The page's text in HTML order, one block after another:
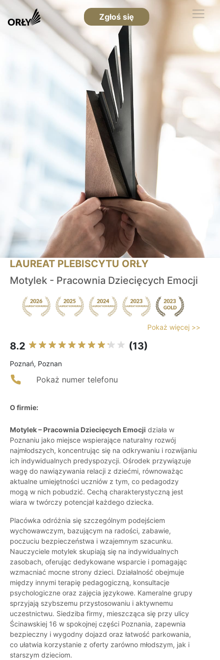
Zgłoś się
LAUREAT PLEBISCYTU ORŁY
Motylek - Pracownia Dziecięcych Emocji
Pokaż więcej >>
8.2 (13)
Poznań, Poznan
Pokaż numer telefonu
O firmie:
Motylek – Pracownia Dziecięcych Emocji działa w
Poznaniu jako miejsce wspierające naturalny rozwój
najmłodszych, koncentrując się na odkrywaniu i rozwijaniu
ich indywidualnych predyspozycji. Ośrodek przywiązuje
wagę do nawiązywania relacji z dziećmi, równoważąc
aktualne umiejętności uczniów z tym, co pedagodzy
mogą w nich pobudzić. Cechą charakterystyczną jest
wiara w twórczy potencjał każdego dziecka.
Placówka odróżnia się szczególnym podejściem
wychowawczym, bazującym na radości, zabawie,
poczuciu bezpieczeństwa i wzajemnym szacunku.
Nauczyciele motylek skupiają się na indywidualnych
zasobach, oferując dedykowane wsparcie i pomagając
wzmacniać mocne strony dzieci. Działalność obejmuje
między innymi terapię pedagogiczną, konsultacje
psychologiczne oraz zajęcia językowe. Kameralne grupy
sprzyjają szybszemu przystosowaniu i aktywnemu
uczestnictwu. Siedziba firmy, mieszcząca się przy ulicy
Ścinawskiej 16 w spokojnej części Poznania, zapewnia
bezpieczny i wygodny dojazd oraz łatwość parkowania,
co ułatwia korzystanie z oferty zarówno młodszym, jak i
starszym dzieciom.